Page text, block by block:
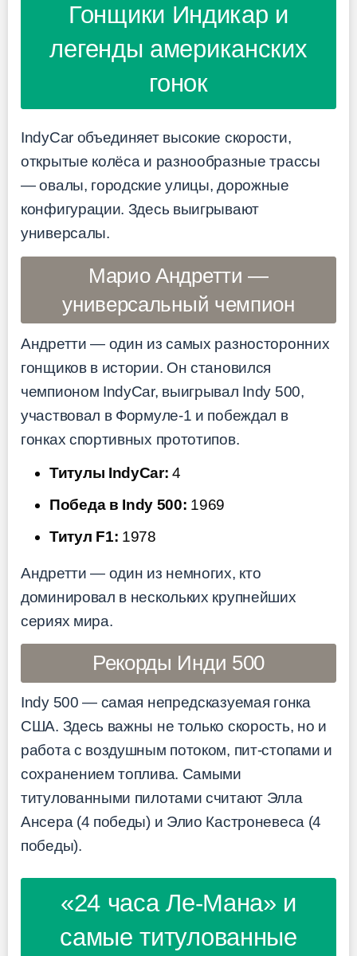
Гонщики Индикар и
легенды американских
гонок
IndyCar объединяет высокие скорости,
открытые колёса и разнообразные трассы
— овалы, городские улицы, дорожные
конфигурации. Здесь выигрывают
универсалы.
Марио Андретти —
универсальный чемпион
Андретти — один из самых разносторонних
гонщиков в истории. Он становился
чемпионом IndyCar, выигрывал Indy 500,
участвовал в Формуле-1 и побеждал в
гонках спортивных прототипов.
Титулы IndyCar: 4
Победа в Indy 500: 1969
Титул F1: 1978
Андретти — один из немногих, кто
доминировал в нескольких крупнейших
сериях мира.
Рекорды Инди 500
Indy 500 — самая непредсказуемая гонка
США. Здесь важны не только скорость, но и
работа с воздушным потоком, пит-стопами и
сохранением топлива. Самыми
титулованными пилотами считают Элла
Ансера (4 победы) и Элио Кастроневеса (4
победы).
«24 часа Ле-Мана» и
самые титулованные